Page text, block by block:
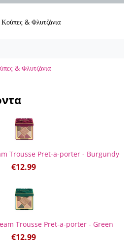
Κούπες & Φλυτζάνια
& Φλυτζάνια
Trousse Pret-a-porter - Burgundy
€12.99
Trousse Pret-a-porter - Green
€12.99